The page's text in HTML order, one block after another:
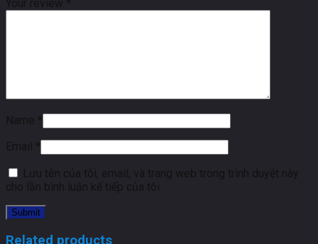
Your review *
Name *
Email *
Lưu tên của tôi, email, và trang web trong trình duyệt này
cho lần bình luận kế tiếp của tôi.
Related products